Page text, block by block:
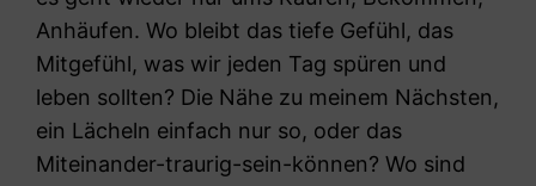
Anhäufen. Wo bleibt das tiefe Gefühl, das
Mitgefühl, was wir jeden Tag spüren und
leben sollten? Die Nähe zu meinem Nächsten,
ein Lächeln einfach nur so, oder das
Miteinander-traurig-sein-können? Wo sind